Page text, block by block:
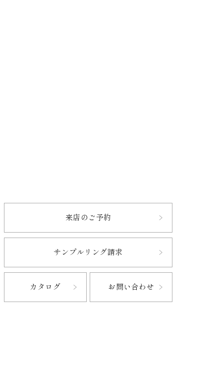
来店のご予約
サンプルリング請求
カタログ お問い合わせ